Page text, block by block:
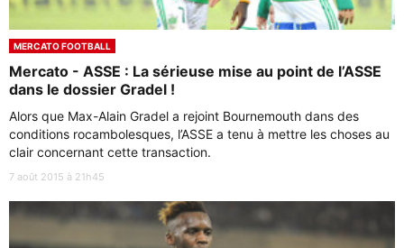
MERCATO FOOTBALL
Mercato - ASSE : La sérieuse mise au point de l’ASSE
dans le dossier Gradel !
Alors que Max-Alain Gradel a rejoint Bournemouth dans des
conditions rocambolesques, l’ASSE a tenu à mettre les choses au
clair concernant cette transaction.
7 août 2015 à 21h45